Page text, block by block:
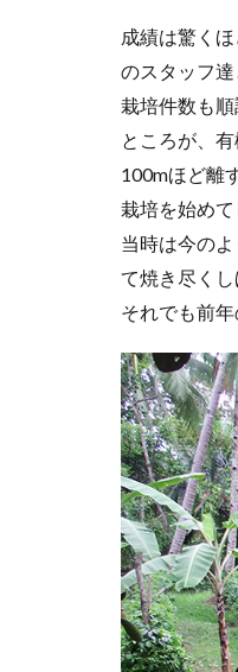
成績は驚く
のスタッフ達
栽培件数も順
ところが、
100mほど離
栽培を始め
当時は今の
て焼き尽くし
それでも前